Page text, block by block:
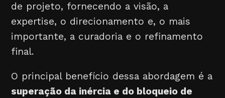
de projeto, fornecendo a visão, a
expertise, o direcionamento e, o mais
importante, a curadoria e o refinamento
final.
O principal benefício dessa abordagem é a
superação da inércia e do bloqueio de